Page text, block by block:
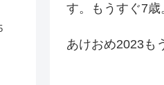
す。もうすぐ7歳
あけおめ2023も